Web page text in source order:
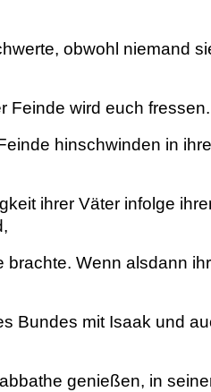
obwohl niemand
Feinde wird euch fressen.
hinschwinden in
ihrer Väter infolge
Wenn alsdann
Bundes mit Isaak und
genießen, in